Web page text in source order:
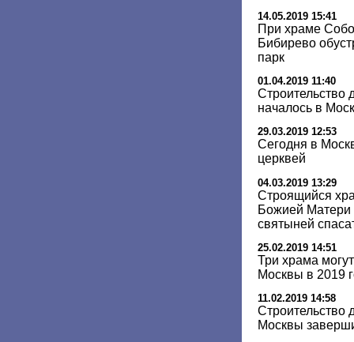
14.05.2019 15:41
При храме
Бибирево
парк
01.04.2019 11:40
Строительство
началось в
29.03.2019 12:53
Сегодня в
церквей
04.03.2019 13:29
Строящийся
Божией Матери
святыней
25.02.2019 14:51
Три храма
Москвы в 2019
11.02.2019 14:58
Строительство
Москвы